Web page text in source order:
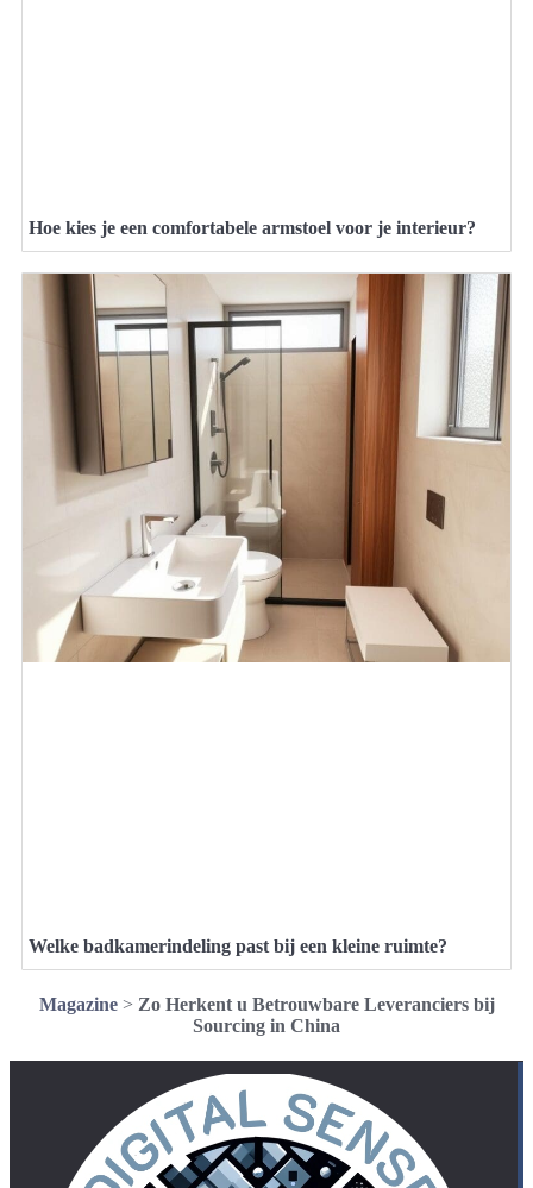
Hoe kies je een comfortabele armstoel voor je interieur?
Welke badkamerindeling past bij een kleine ruimte?
Magazine> Zo Herkent u Betrouwbare Leveranciers bij
Sourcing in China